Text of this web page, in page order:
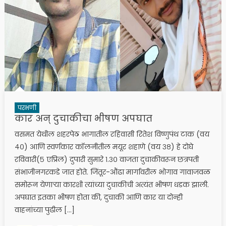
परभणी
कार अन् दुचाकीचा भीषण अपघात
वसमत येथील शहरपेठ भागातील रहिवासी रितेश विष्णुपंथ टाक (वय
४०) आणि स्वर्णकार कॉलनीतील मयूर शहाणे (वय ३८) हे दोघे
रविवारी(५ एप्रिल) दुपारी सुमारे १.३० वाजता दुचाकीवरून छत्रपती
संभाजीनगरकडे जात होते. जिंतूर-औंढा मार्गावरील भोगाव गावाजवळ
समोरून येणाऱ्या कारशी त्यांच्या दुचाकीची अत्यंत भीषण धडक झाली.
अपघात इतका भीषण होता की, दुचाकी आणि कार या दोन्ही
वाहनांच्या पुढील […]